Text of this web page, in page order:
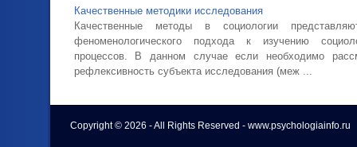
Качественные методики исследования
Качественные методы в социологии
феноменологического подхода к изучению
процессов. В данном случае если необходимо
рефлексивность субъекта исследования (меж ...
Copyright © 2026 - All Rights Reserved - www.psychologiainfo.ru